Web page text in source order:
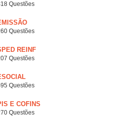
Questões
Questões
REINF
Questões
Questões
E COFINS
Questões